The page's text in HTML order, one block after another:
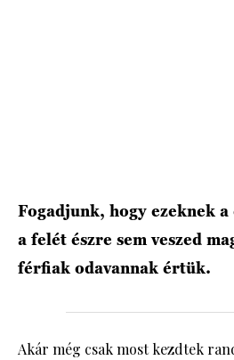
Fogadjunk, hogy ezeknek
a felét észre sem veszed
férfiak odavannak értük.
Akár még csak most kezdtek